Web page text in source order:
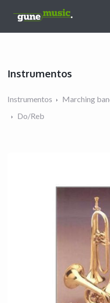
Instrumentos
Instrumentos Marching
Do/Reb